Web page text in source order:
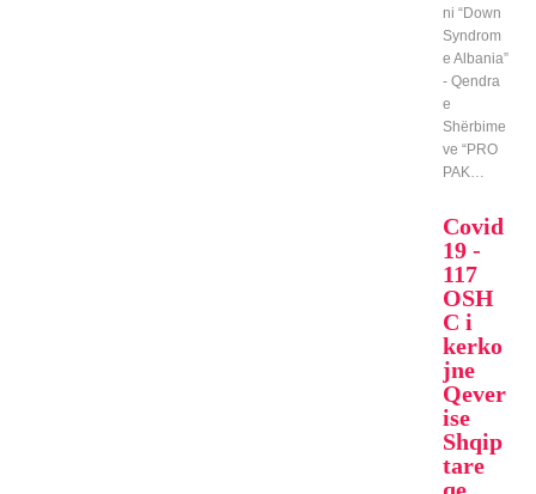
ni “Down
Syndrom
e Albania”
- Qendra
e
Shërbime
ve “PRO
PAK…
Covid
19 -
117
OSH
C i
kerko
jne
Qever
ise
Shqip
tare